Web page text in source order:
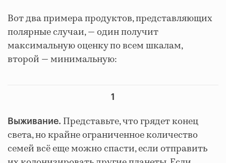
Вот два примера продуктов, представляющих
полярные случаи, — один получит
максимальную оценку по всем шкалам,
второй — минимальную:
1
Выживание. Представьте, что грядет конец
света, но крайне ограниченное количество
семей всё еще можно спасти, если отправить